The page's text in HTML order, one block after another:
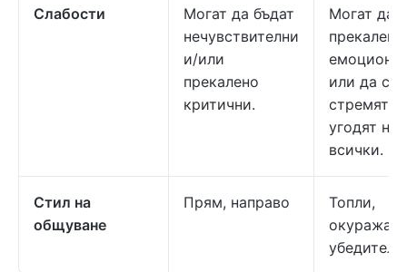
Слабости
Могат да бъдат
нечувствителни
и/или
прекалено
критични.
Могат да
прекалено
или да се
стремят
угодят на
всички.
Стил на
общуване
Прям, направо
Топли,